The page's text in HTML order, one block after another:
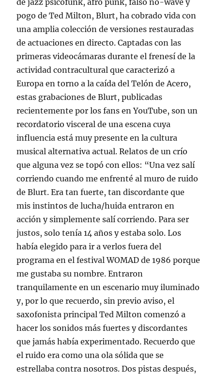
de jazz psicofunk, afro punk, falso no-wave y
pogo de Ted Milton, Blurt, ha cobrado vida con
una amplia colección de versiones restauradas
de actuaciones en directo. Captadas con las
primeras videocámaras durante el frenesí de la
actividad contracultural que caracterizó a
Europa en torno a la caída del Telón de Acero,
estas grabaciones de Blurt, publicadas
recientemente por los fans en YouTube, son un
recordatorio visceral de una escena cuya
influencia está muy presente en la cultura
musical alternativa actual. Relatos de un crío
que alguna vez se topó con ellos: “Una vez salí
corriendo cuando me enfrenté al muro de ruido
de Blurt. Era tan fuerte, tan discordante que
mis instintos de lucha/huida entraron en
acción y simplemente salí corriendo. Para ser
justos, solo tenía 14 años y estaba solo. Los
había elegido para ir a verlos fuera del
programa en el festival WOMAD de 1986 porque
me gustaba su nombre. Entraron
tranquilamente en un escenario muy iluminado
y, por lo que recuerdo, sin previo aviso, el
saxofonista principal Ted Milton comenzó a
hacer los sonidos más fuertes y discordantes
que jamás había experimentado. Recuerdo que
el ruido era como una ola sólida que se
estrellaba contra nosotros. Dos pistas después,